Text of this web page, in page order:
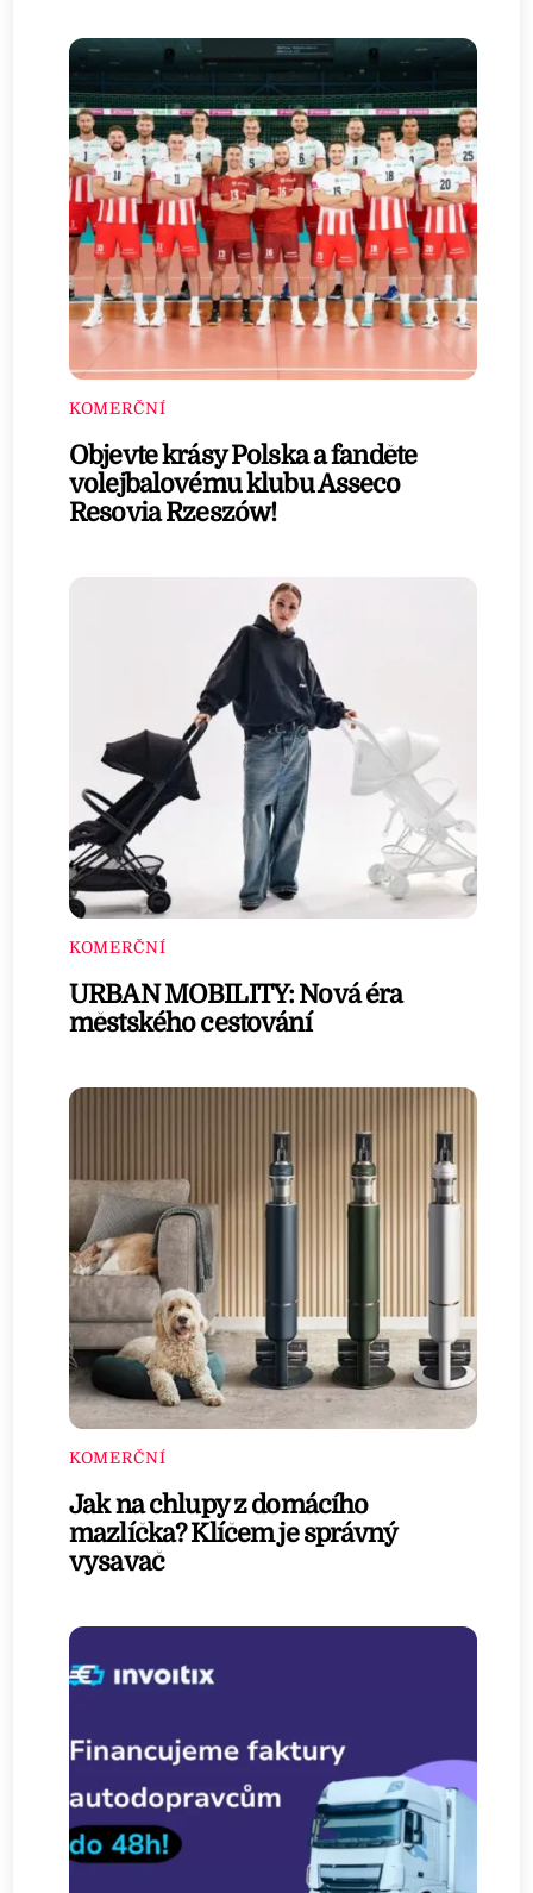
KOMERČNÍ
Objevte krásy Polska a fanděte
volejbalovému klubu Asseco
Resovia Rzeszów!
KOMERČNÍ
URBAN MOBILITY: Nová éra
městského cestování
KOMERČNÍ
Jak na chlupy z domácího
mazlíčka? Klíčem je správný
vysavač